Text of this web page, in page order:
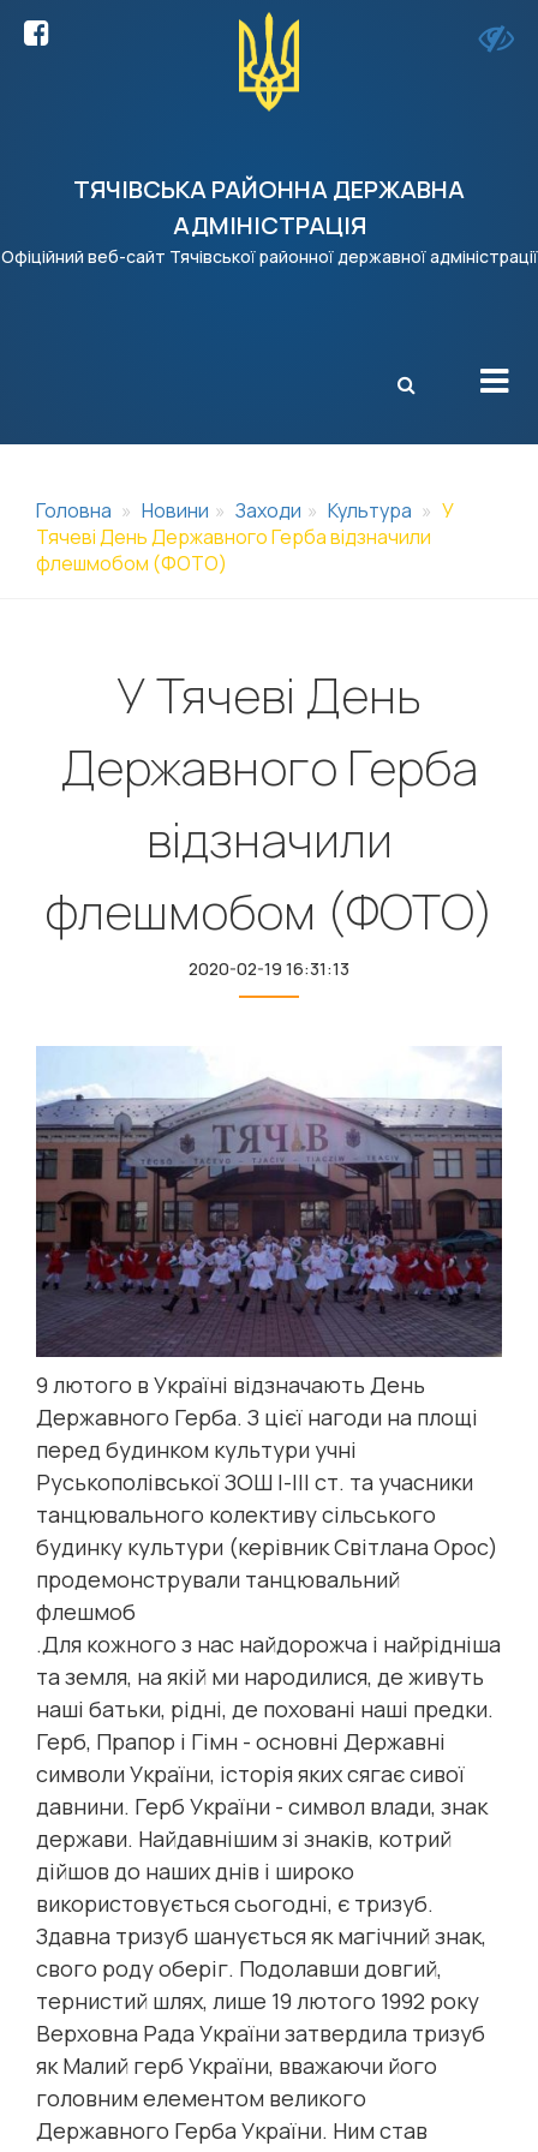
ТЯЧІВСЬКА РАЙОННА ДЕРЖАВНА
АДМІНІСТРАЦІЯ
Офіційний веб-сайт Тячівської районної державної адміністрації
Головна Новини Заходи Культура
У
Тячеві День Державного Герба відзначили
флешмобом (ФОТО)
У Тячеві День
Державного Герба
відзначили
флешмобом (ФОТО)
2020-02-19 16:31:13
9 лютого в Україні відзначають День
Державного Герба. З цієї нагоди на площі
перед будинком культури учні
Руськополівської ЗОШ І-ІІІ ст. та учасники
танцювального колективу сільського
будинку культури (керівник Світлана Орос)
продемонстрували танцювальний
флешмоб
.Для кожного з нас найдорожча і найрідніша
та земля, на якій ми народилися, де живуть
наші батьки, рідні, де поховані наші предки.
Герб, Прапор і Гімн - основні Державні
символи України, історія яких сягає сивої
давнини. Герб України - символ влади, знак
держави. Найдавнішим зі знаків, котрий
дійшов до наших днів і широко
використовується сьогодні, є тризуб.
Здавна тризуб шанується як магічний знак,
свого роду оберіг. Подолавши довгий,
тернистий шлях, лише 19 лютого 1992 року
Верховна Рада України затвердила тризуб
як Малий герб України, вважаючи його
головним елементом великого
Державного Герба України. Ним став